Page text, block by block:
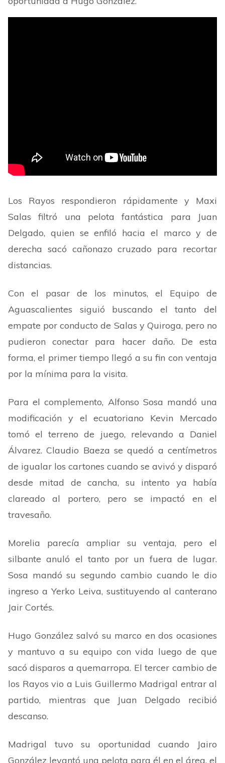
Los Rayos respondieron rápidamente y Maxi
Salas filtró una pelota fantástica para Juan
Delgado, quien se enfiló hacia el marco y de
derecha sacó cañonazo cruzado para recortar
distancias.
Con el pasar de los minutos, el Equipo de
Aguascalientes siguió buscando el tanto del
empate por conducto de Salas y Quiroga, pero no
pudieron conectar para hacer daño. De esta
forma, el primer tiempo llegó a su fin con ventaja
por la mínima para la visita.
Para el complemento, Alfonso Sosa mandó una
modificación y el ecuatoriano Kevin Mercado
tomó el terreno de juego, relevando a Daniel
Álvarez. Claudio Baeza se quedó a centímetros
de igualar los cartones cuando se avivó y disparó
desde mitad de cancha, su intento ya había
clareado al portero, pero se impactó en el
travesaño.
Morelia parecía ampliar su ventaja, pero el
silbante anuló el tanto por un fuera de lugar.
Sosa mandó su segundo cambio cuando le dio
ingreso a Yerko Leiva, sustituyendo al canterano
Jair Cortés.
Hugo González salvó su marco en dos ocasiones
y mantuvo a su equipo con vida luego de que
sacó disparos a quemarropa. El tercer cambio de
los Rayos vio a Luis Guillermo Madrigal entrar al
partido, mientras que Juan Delgado recibió
descanso.
Madrigal tuvo su oportunidad cuando Jairo
González levantó una pelota para él en el área, el